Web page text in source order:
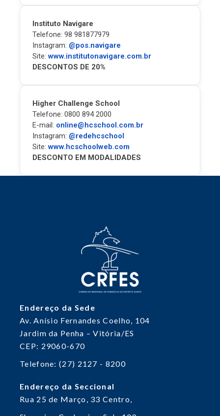
Instituto Navigare
Telefone: 98 981877979
Instagram: @pos.navigare
Site: www.institutonavigare.com.br
DESCONTOS DE 20%
Higher Challenge School
Telefone: 0800 894 2000
E-mail: online@hcschool.com.br
Instagram: @redehcschool
Site: www.hcschoolweb.com
DESCONTO EM MODALIDADES
Endereço da Sede
Av. Anísio Fernandes Coelho, 104
Jardim da Penha – Vitória/ES
CEP: 29060-670
Telefone: (27) 2127 - 8200
Endereço da Seccional
Rua 25 de Março, 33Centro,